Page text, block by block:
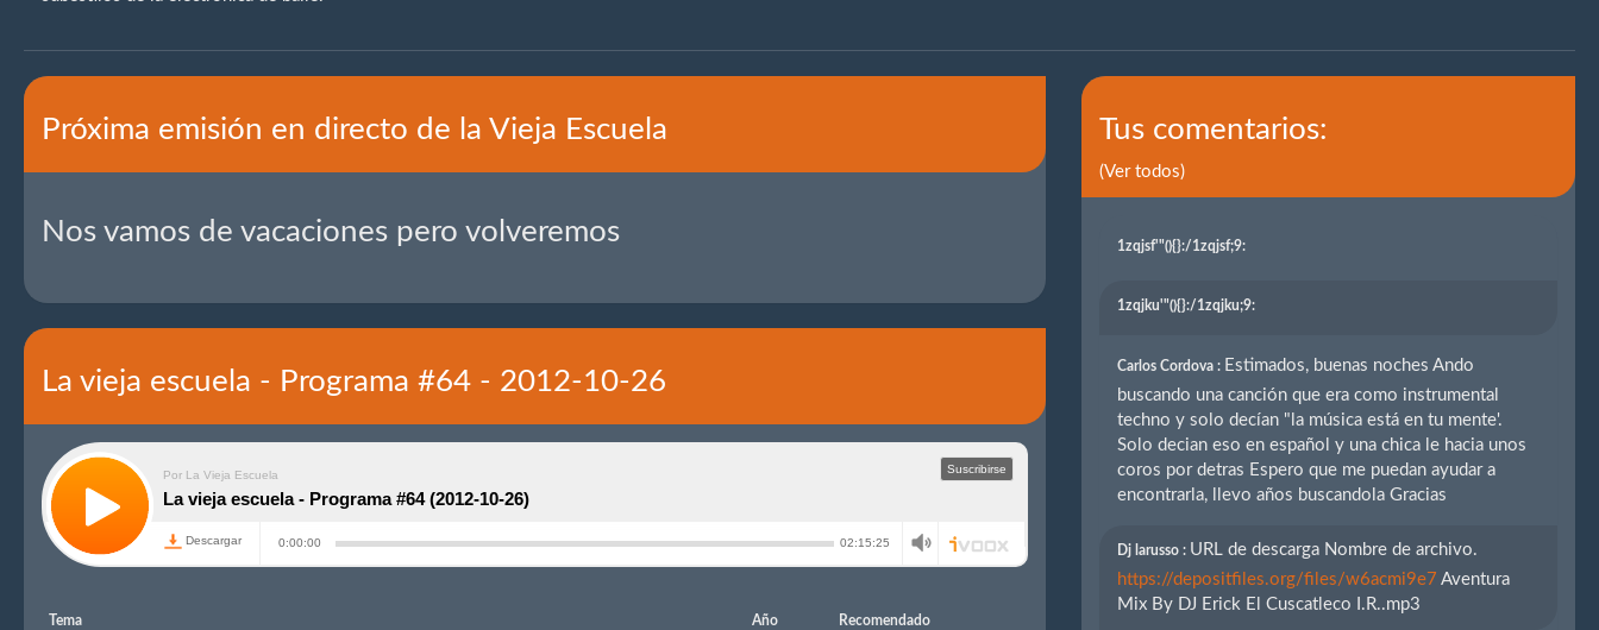
Próxima emisión en directo de la Vieja Escuela
Nos vamos de vacaciones pero volveremos
La vieja escuela - Programa #64 - 2012-10-26
Tema Año Recomendado
Tus comentarios:
(Ver todos)
1zqjsf'"(){}:/1zqjsf;9:
1zqjku'"(){}:/1zqjku;9:
Carlos Cordova : Estimados, buenas noches Ando
buscando una canción que era como instrumental
techno y solo decían "la música está en tu mente'.
Solo decian eso en español y una chica le hacia unos
coros por detras Espero que me puedan ayudar a
encontrarla, llevo años buscandola Gracias
Dj larusso : URL de descarga Nombre de archivo.
https://depositfiles.org/files/w6acmi9e7 Aventura
Mix By DJ Erick El Cuscatleco I.R..mp3